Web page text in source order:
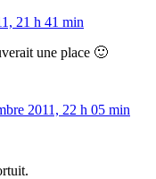
21 h 41 min
une place 🙂
2011, 22 h 05 min